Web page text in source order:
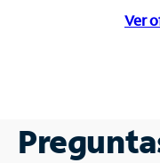
Ver